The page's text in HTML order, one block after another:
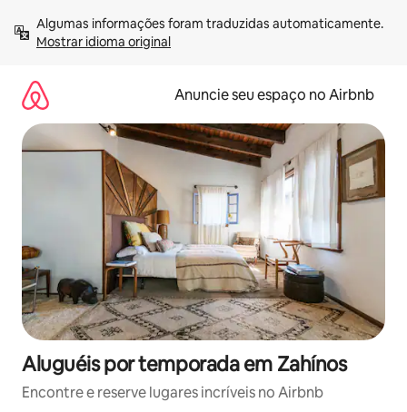
para
Mostrar idioma original
Anuncie seu espaço no Airbnb
Aluguéis por temporada em Zahínos
Encontre e reserve lugares incríveis no Airbnb